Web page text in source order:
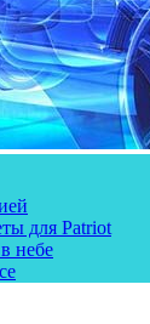
для Patriot
небе